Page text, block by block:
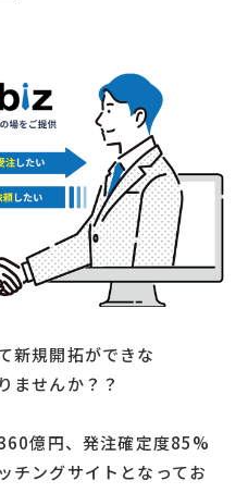
新規開拓ができな
ませんか？？
億円、発注確定度85%
チングサイトとなってお